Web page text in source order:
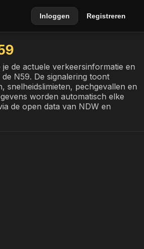
Inloggen Registreren
je de actuele verkeersinformatie en
N59. De signalering toont
snelheidslimieten, pechgevallen en
worden automatisch elke
de open data van NDW en